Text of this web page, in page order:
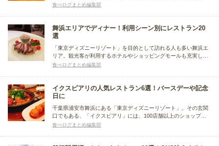
す。今回は、その舞浜駅周辺にあるレストランに注目。ランチ・
ます。
食べログまとめ編集部
舞浜エリアでディナー！利用シーン別にレストラン20
選
「東京ディズニーリゾート」を目的として訪れる人も多い舞浜エ
リア。観光客が利用するホテルやショッピングモールも充実して
おり、幅広いジャンルの料理を堪能できるレストランもたくさん
食べログまとめ編集部
イクスピアリの人気レストラン6選！バースデーや記念
日に
千葉県浦安市舞浜にある「東京ディズニーリゾート」。その玄関
口でもある、「イクスピアリ」には、100店舗以上のショップや
グルメスポットなどが軒を連ねています。今回はその「イクスピ
食べログまとめ編集部